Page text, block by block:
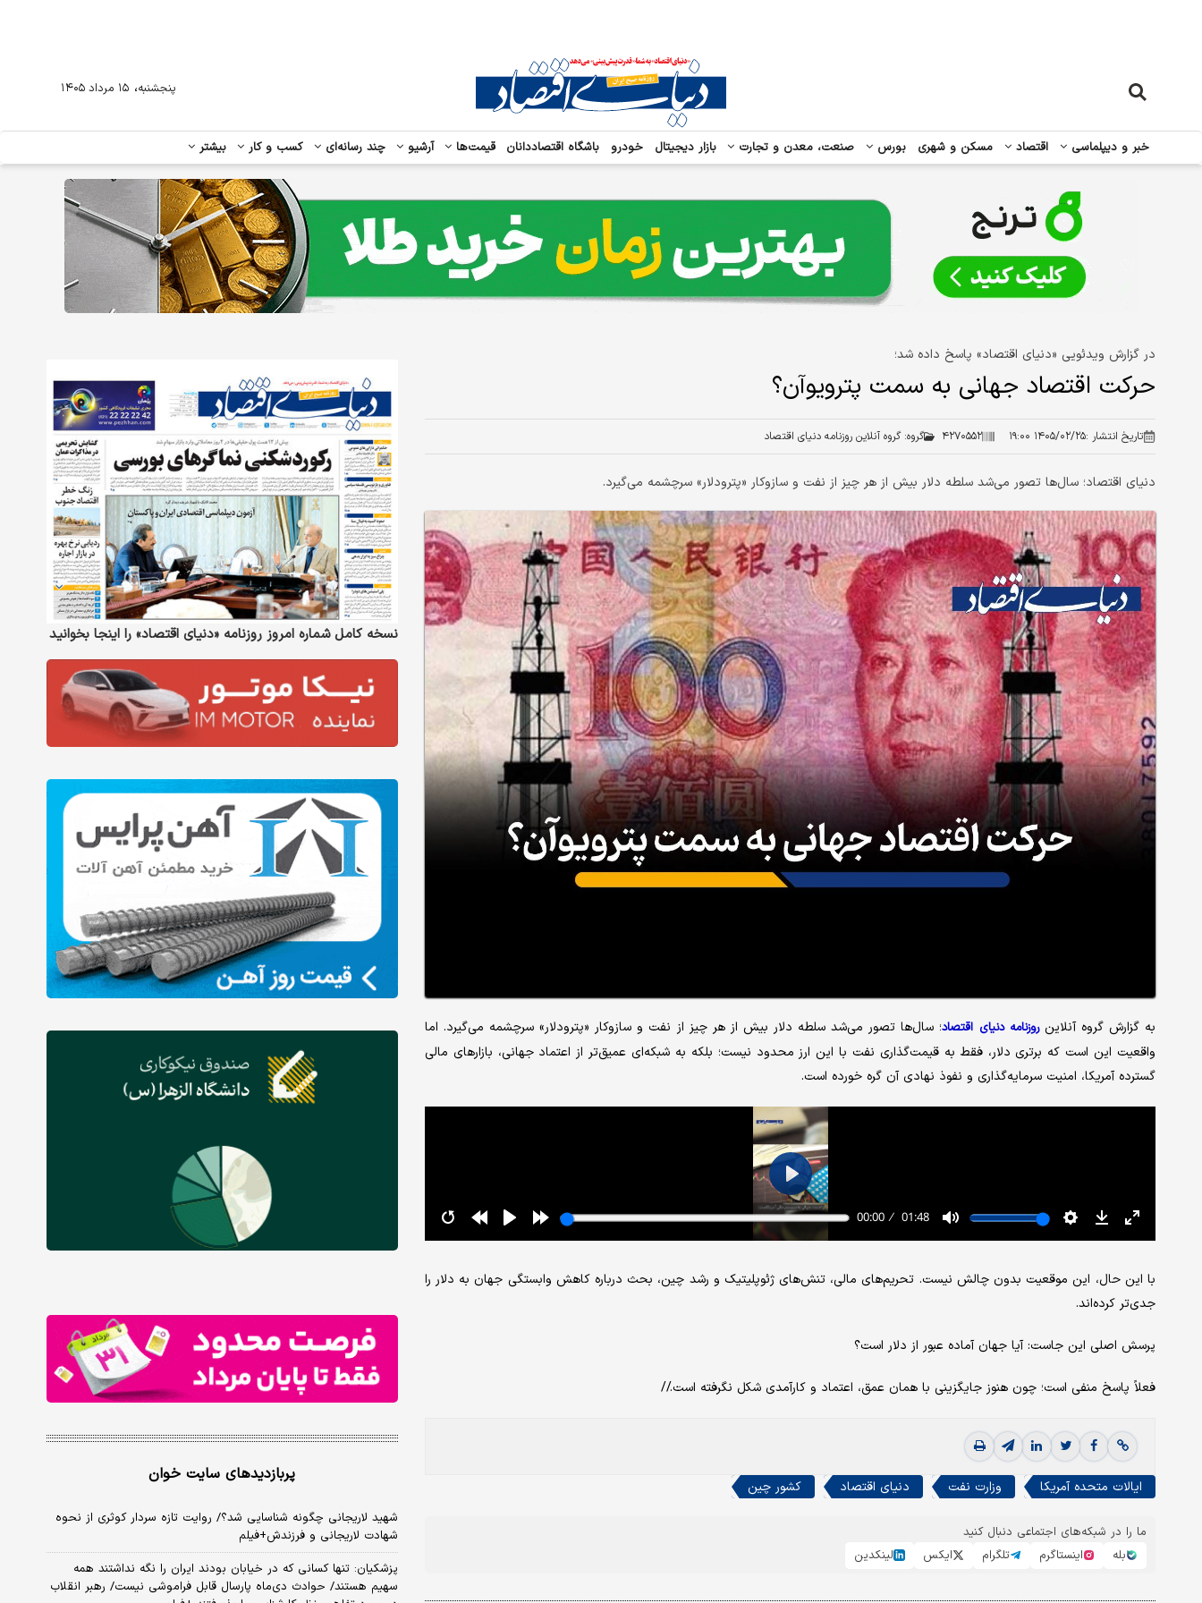
خبر و دیپلماسی اقتصاد مسکن و شهری بورس صنعت، معدن و تجارت بازار دیجیتال خودرو باشگاه اقتصاددانان قیمت‌ها آرشیو چند رسانه‌ای کسب و کار بیشتر
پنجشنبه، ۱۵ مرداد ۱۴۰۵
در گزارش ویدئویی «دنیای اقتصاد» پاسخ داده شد؛
حرکت اقتصاد جهانی به سمت پترویوآن؟
تاریخ انتشار :۱۴۰۵/۰۲/۲۵ ۱۹:۰۰ ۴۲۷۰۵۵۲ گروه: گروه آنلاین روزنامه دنیای اقتصاد
دنیای اقتصاد؛ سال‌ها تصور می‌شد سلطه دلار بیش از هر چیز از نفت و سازوکار «پترو‌دلار» سرچشمه می‌گیرد.
به گزارش گروه آنلاینروزنامه دنیای اقتصاد؛ سال‌ها تصور می‌شد سلطه دلار بیش از هر چیز از نفت و سازوکار «پترو‌دلار» سرچشمه می‌گیرد. اما
واقعیت این است که برتری دلار، فقط به قیمت‌گذاری نفت با این ارز محدود نیست؛ بلکه به شبکه‌ای عمیق‌تر از اعتماد جهانی، بازارهای مالی
گسترده آمریکا، امنیت سرمایه‌گذاری و نفوذ نهادی آن گره خورده است.
با این حال، این موقعیت بدون چالش نیست. تحریم‌های مالی، تنش‌های ژئوپلیتیک و رشد چین، بحث درباره کاهش وابستگی جهان به دلار را
جدی‌تر کرده‌اند.
پرسش اصلی این جاست: آیا جهان آماده عبور از دلار است؟
فعلاً پاسخ منفی است؛ چون هنوز جایگزینی با همان عمق، اعتماد و کارآمدی شکل نگرفته است.//
ایالات متحده آمریکا وزارت نفت دنیای اقتصاد کشور چین
ما را در شبکه‌های اجتماعی دنبال کنید
بله
اینستاگرم تلگرام ایکس لینکدین
نسخه کامل شماره امروز روزنامه «دنیای‌ اقتصاد» را اینجا بخوانید
پربازدیدهای سایت خوان
شهید لاریجانی چگونه شناسایی شد؟/ روایت تازه سردار کوثری از نحوه
شهادت لاریجانی و فرزندش+فیلم
پزشکیان: تنها کسانی که در خیابان بودند ایران را نگه نداشتند همه
سهیم هستند/ حوادث دی‌ماه پارسال قابل فراموشی نیست/ رهبر انقلاب